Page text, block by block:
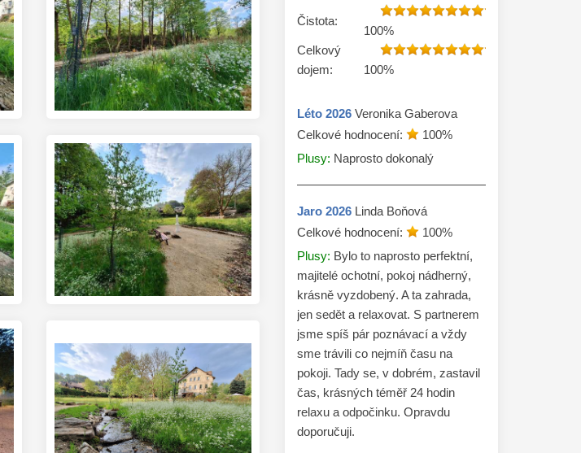
Čistota:
100%
Celkový
dojem:
100%
Léto 2026 Veronika Gaberova
Celkové hodnocení:
100%
Plusy: Naprosto dokonalý
Jaro 2026 Linda Boňová
Celkové hodnocení:
100%
Plusy: Bylo to naprosto perfektní,
majitelé ochotní, pokoj nádherný,
krásně vyzdobený. A ta zahrada,
jen sedět a relaxovat. S partnerem
jsme spíš pár poznávací a vždy
sme trávili co nejmíň času na
pokoji. Tady se, v dobrém, zastavil
čas, krásných téměř 24 hodin
relaxu a odpočinku. Opravdu
doporučuji.